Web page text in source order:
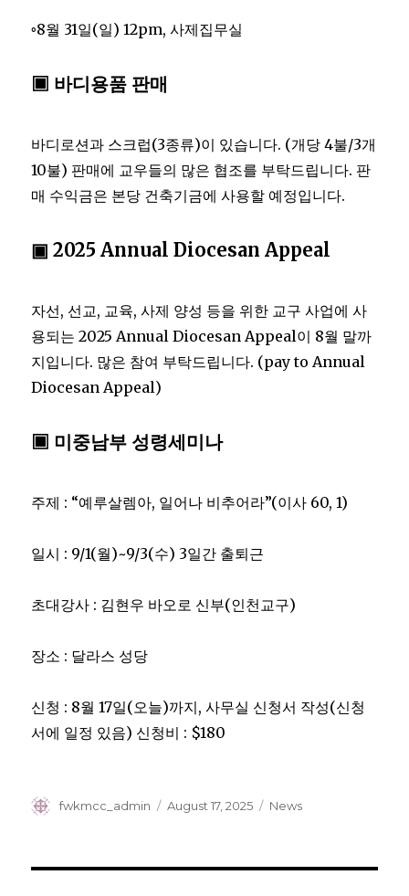
◦8월 31일(일) 12pm, 사제집무실
▣ 바디용품 판매
바디로션과 스크럽(3종류)이 있습니다. (개당 4불/3개
10불) 판매에 교우들의 많은 협조를 부탁드립니다. 판
매 수익금은 본당 건축기금에 사용할 예정입니다.
▣ 2025 Annual Diocesan Appeal
자선, 선교, 교육, 사제 양성 등을 위한 교구 사업에 사
용되는 2025 Annual Diocesan Appeal이 8월 말까
지입니다. 많은 참여 부탁드립니다. (pay to Annual
Diocesan Appeal)
▣ 미중남부 성령세미나
주제 : “예루살렘아, 일어나 비추어라”(이사 60, 1)
일시 : 9/1(월)~9/3(수) 3일간 출퇴근
초대강사 : 김현우 바오로 신부(인천교구)
장소 : 달라스 성당
신청 : 8월 17일(오늘)까지, 사무실 신청서 작성(신청
서에 일정 있음) 신청비 : $180
Author
fwkmcc_admin
Posted
August 17, 2025 Categories
News